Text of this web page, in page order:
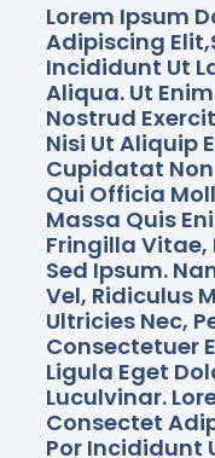
Lorem Ipsum
Adipiscing
Incididunt Ut
Aliqua. Ut
Nostrud
Nisi Ut Aliquip
Cupidatat
Qui Officia
Massa Quis
Fringilla Vitae,
Sed Ipsum.
Vel, Ridiculus
Ultricies Nec,
Consectetuer
Ligula Eget
Luculvinar.
Consectet
Por Incididunt